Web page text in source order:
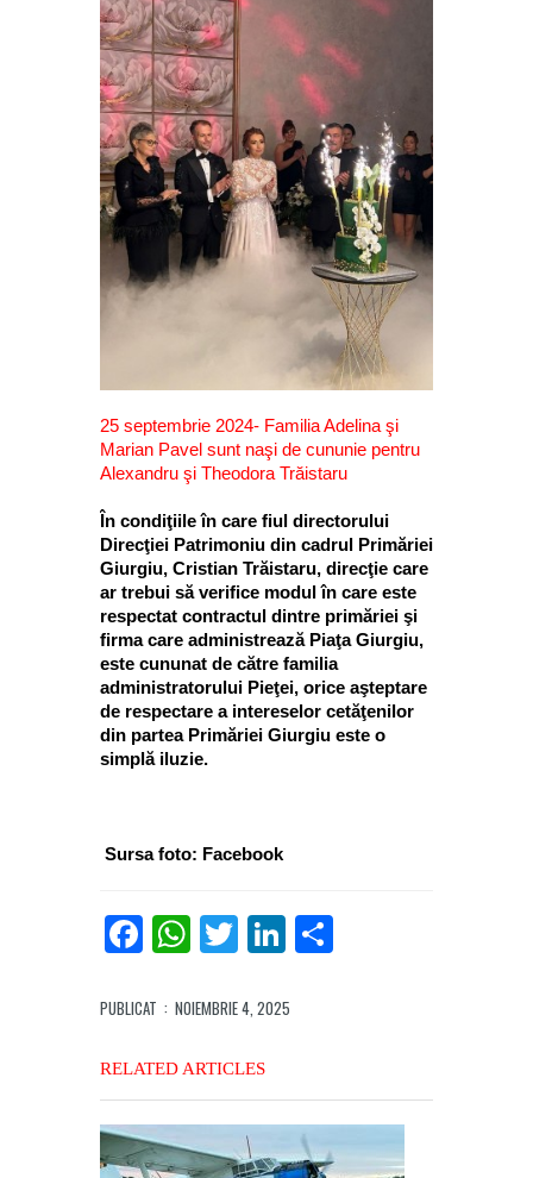
25 septembrie 2024- Familia Adelina şi
Marian Pavel sunt naşi de cununie pentru
Alexandru şi Theodora Trăistaru
În condiţiile în care fiul directorului
Direcţiei Patrimoniu din cadrul Primăriei
Giurgiu, Cristian Trăistaru, direcţie care
ar trebui să verifice modul în care este
respectat contractul dintre primăriei şi
firma care administrează Piaţa Giurgiu,
este cununat de către familia
administratorului Pieţei, orice aşteptare
de respectare a intereselor cetăţenilor
din partea Primăriei Giurgiu este o
simplă iluzie.
Sursa foto: Facebook
Facebook
WhatsApp
TwitterLinkedIn
PUBLICAT : NOIEMBRIE 4, 2025
RELATED ARTICLES